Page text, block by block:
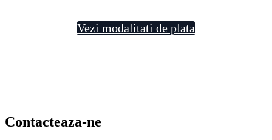
Vezi modalitati de plata
Contacteaza-ne